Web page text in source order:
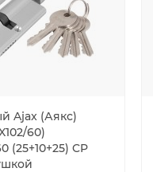
Ajax (Аякс)
60)
(25+10+25) CP